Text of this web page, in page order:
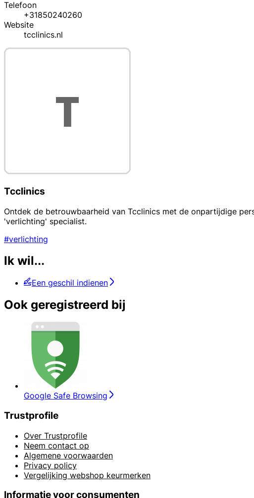
Telefoon
+31850240260
Website
tcclinics.nl
Tcclinics
Ontdek de betrouwbaarheid van Tcclinics met de onpartijdige
'verlichting' specialist.
#verlichting
Ik wil...
Een geschil indienen
Ook geregistreerd bij
Google Safe Browsing
Trustprofile
Over Trustprofile
Neem contact op
Algemene voorwaarden
Privacy policy
Vergelijking webshop keurmerken
Informatie voor consumenten